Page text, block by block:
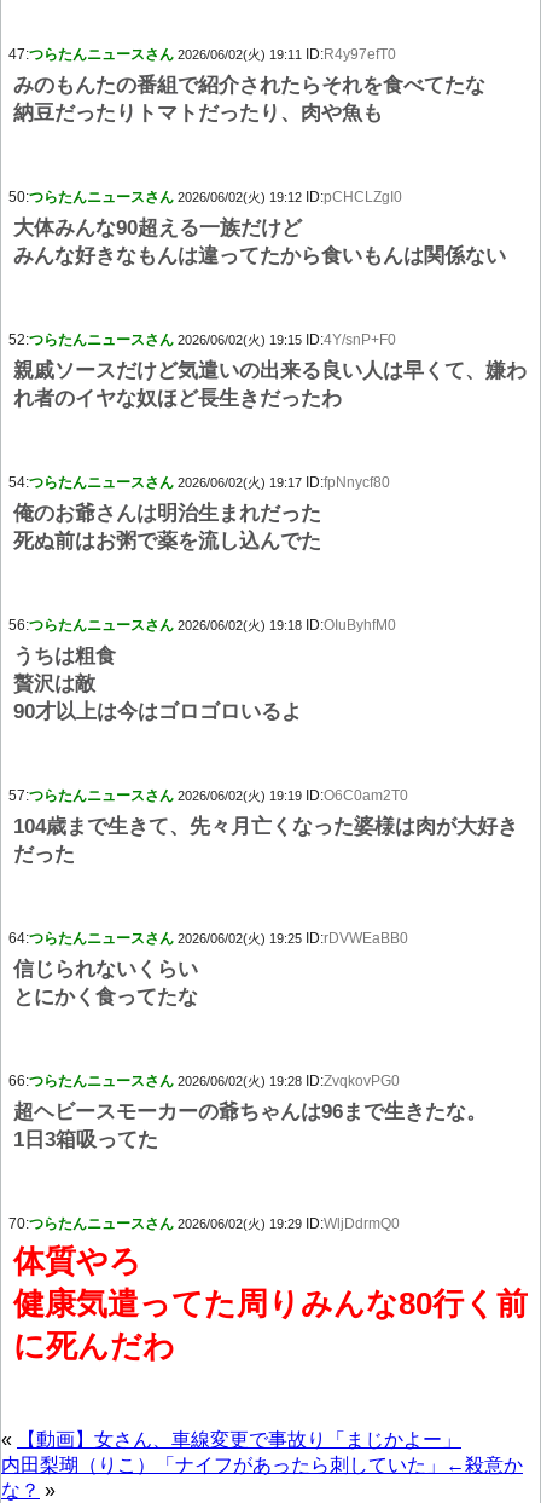
47:つらたんニュースさん 2026/06/02(火) 19:11 ID:R4y97efT0
みのもんたの番組で紹介されたらそれを食べてたな
納豆だったりトマトだったり、肉や魚も
50:つらたんニュースさん 2026/06/02(火) 19:12 ID:pCHCLZgI0
大体みんな90超える一族だけど
みんな好きなもんは違ってたから食いもんは関係ない
52:つらたんニュースさん 2026/06/02(火) 19:15 ID:4Y/snP+F0
親戚ソースだけど気遣いの出来る良い人は早くて、嫌わ
れ者のイヤな奴ほど長生きだったわ
54:つらたんニュースさん 2026/06/02(火) 19:17 ID:fpNnycf80
俺のお爺さんは明治生まれだった
死ぬ前はお粥で薬を流し込んでた
56:つらたんニュースさん 2026/06/02(火) 19:18 ID:OIuByhfM0
うちは粗食
贅沢は敵
90才以上は今はゴロゴロいるよ
57:つらたんニュースさん 2026/06/02(火) 19:19 ID:O6C0am2T0
104歳まで生きて、先々月亡くなった婆様は肉が大好き
だった
64:つらたんニュースさん 2026/06/02(火) 19:25 ID:rDVWEaBB0
信じられないくらい
とにかく食ってたな
66:つらたんニュースさん 2026/06/02(火) 19:28 ID:ZvqkovPG0
超ヘビースモーカーの爺ちゃんは96まで生きたな。
1日3箱吸ってた
70:つらたんニュースさん 2026/06/02(火) 19:29 ID:WljDdrmQ0
体質やろ
健康気遣ってた周りみんな80行く前
に死んだわ
«
【動画】女さん、車線変更で事故り「まじかよー」
内田梨瑚（りこ）「ナイフがあったら刺していた」←殺意か
な？ »